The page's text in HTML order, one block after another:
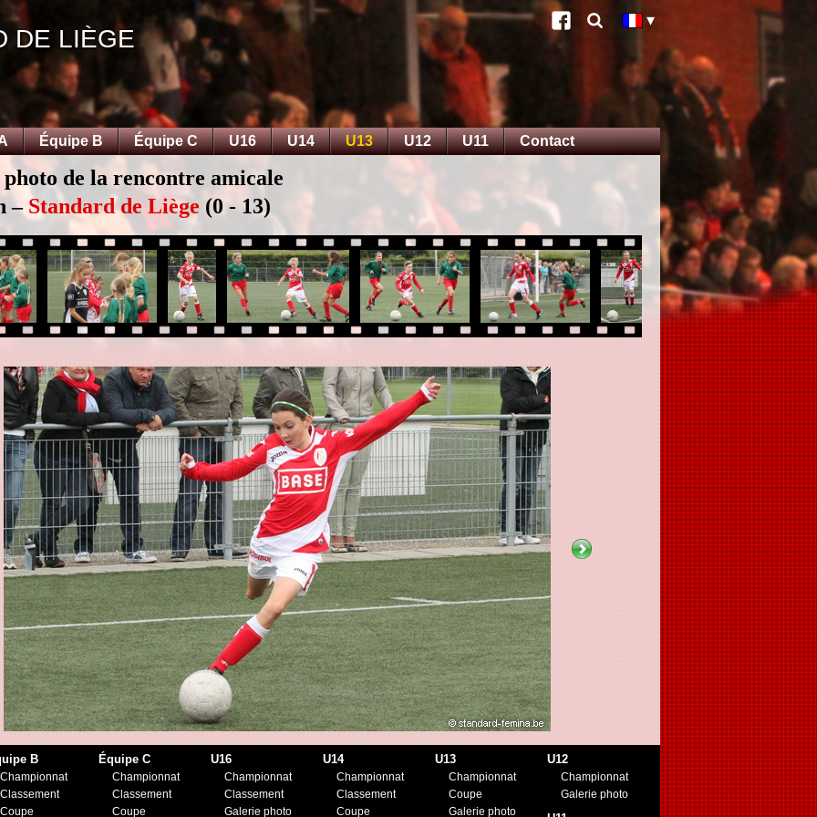
DE LIÈGE
Équipe B Équipe C U16 U14 U13 U12 U11 Contact
de la rencontre amicale
– Standard de Liège (0 - 13)
B
Championnat
Classement
Coupe
Équipe C
Championnat
Classement
Coupe
U16
Championnat
Classement
Galerie photo
U14
Championnat
Classement
Coupe
U13
Championnat
Coupe
Galerie photo
U12
Championnat
Galerie photo